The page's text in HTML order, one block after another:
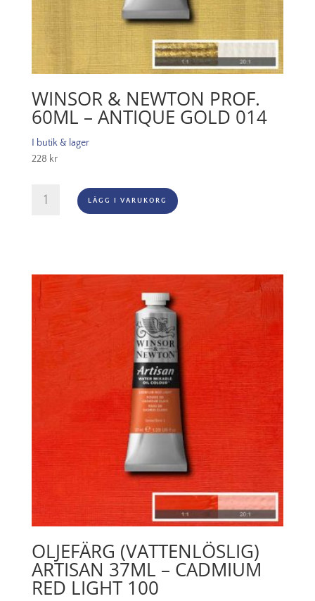
WINSOR & NEWTON PROF.
60ML – ANTIQUE GOLD 014
I butik & lager
228 kr
Winsor
-
LÄGG I VARUKORG
OLJEFÄRG (VATTENLÖSLIG)
ARTISAN 37ML – CADMIUM
RED LIGHT 100